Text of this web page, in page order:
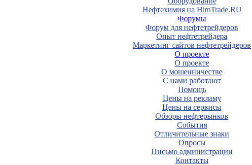
Нефтехимия на HimTrade.RU
Форумы
Форум для нефтетрейдеров
Опыт нефтетрейдера
Маркетинг сайтов нефтетрейдеров
О проекте
О проекте
О мошенничестве
С нами работают
Помощь
Цены на рекламу
Цены на сервисы
Обзоры нефтерынков
События
Отличительные знаки
Опросы
Письмо администрации
Контакты